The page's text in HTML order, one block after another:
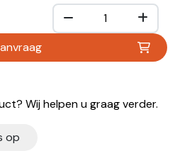
Wij helpen u graag verder.
op